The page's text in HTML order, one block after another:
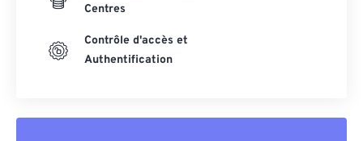
Centres
Contrôle d'accès et
Authentification